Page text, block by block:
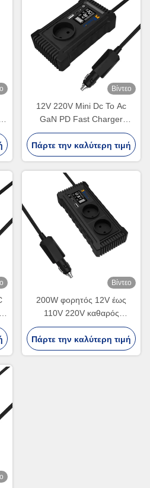
Βίντεο
12V 220V Mini Dc To Ac
GaN PD Fast Charger
Converter USA UK EU
Socket 150W Pure Sine
Wave Electric Car Power
Inverter Dual Sockets
Πάρτε την καλύτερη τιμή
Βίντεο
200W φορητός 12V έως
110V 220V καθαρός
μετατροπέας ισχύος
αυτοκινήτου
Πάρτε την καλύτερη τιμή